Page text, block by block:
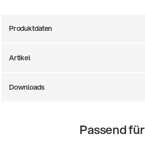
Produktdaten
Artikel
Downloads
Passend für